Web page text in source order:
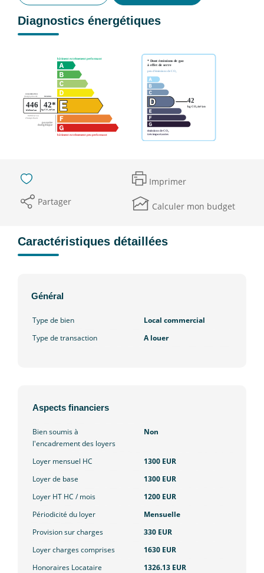
Diagnostics énergétiques
Imprimer
Partager
Calculer mon budget
Caractéristiques détaillées
Général
Type de bien
Local commercial
Type de transaction
A louer
Aspects financiers
Bien soumis à
l'encadrement des loyers
Non
Loyer mensuel HC
1300 EUR
Loyer de base
1300 EUR
Loyer HT HC / mois
1200 EUR
Périodicité du loyer
Mensuelle
Provision sur charges
330 EUR
Loyer charges comprises
1630 EUR
Honoraires Locataire
1326.13 EUR